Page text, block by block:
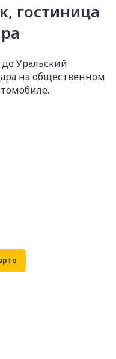
гостиница
Уральский
на общественном